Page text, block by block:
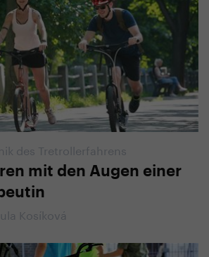
des Tretrollerfahrens
mit den Augen einer
Kosíková